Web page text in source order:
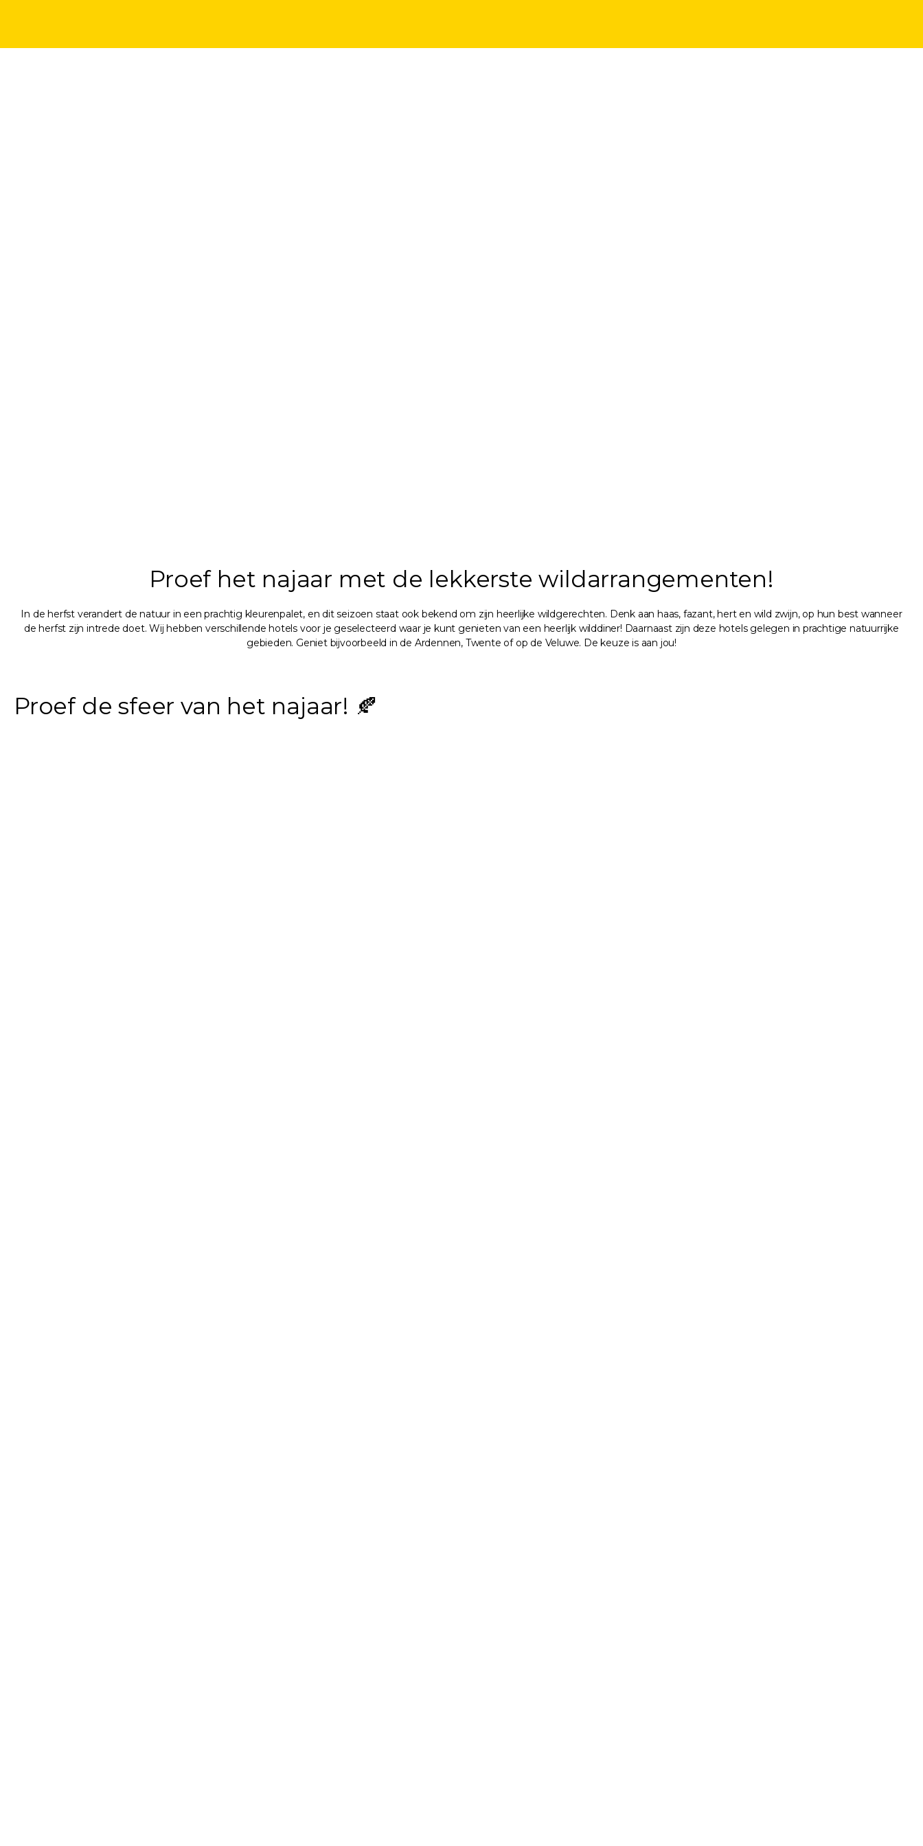
Proef het najaar met de lekkerste wildarrangementen!
In de herfst verandert de natuur in een prachtig kleurenpalet, en dit seizoen staat ook bekend om zijn heerlijke wildgerechten. Denk aan haas, fazant, hert en wild zwijn, op hun best wanneer
de herfst zijn intrede doet. Wij hebben verschillende hotels voor je geselecteerd waar je kunt genieten van een heerlijk wilddiner! Daarnaast zijn deze hotels gelegen in prachtige natuurrijke
gebieden. Geniet bijvoorbeeld in de Ardennen, Twente of op de Veluwe. De keuze is aan jou!
Proef de sfeer van het najaar! 🍂